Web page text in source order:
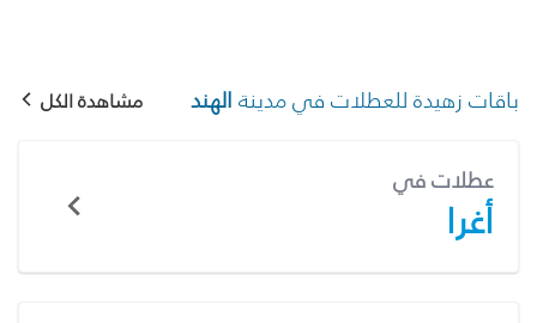
باقات زهيدة للعطلات في مدينة الهند مشاهدة الكل
عطلات في
أغرا